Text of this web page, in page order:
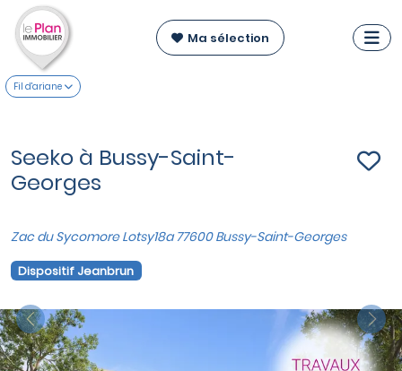
Ma sélection
Fil d'ariane
Seeko à Bussy-Saint-
Georges
Zac du Sycomore Lotsy18a 77600 Bussy-Saint-Georges
Dispositif Jeanbrun
Previous
Next